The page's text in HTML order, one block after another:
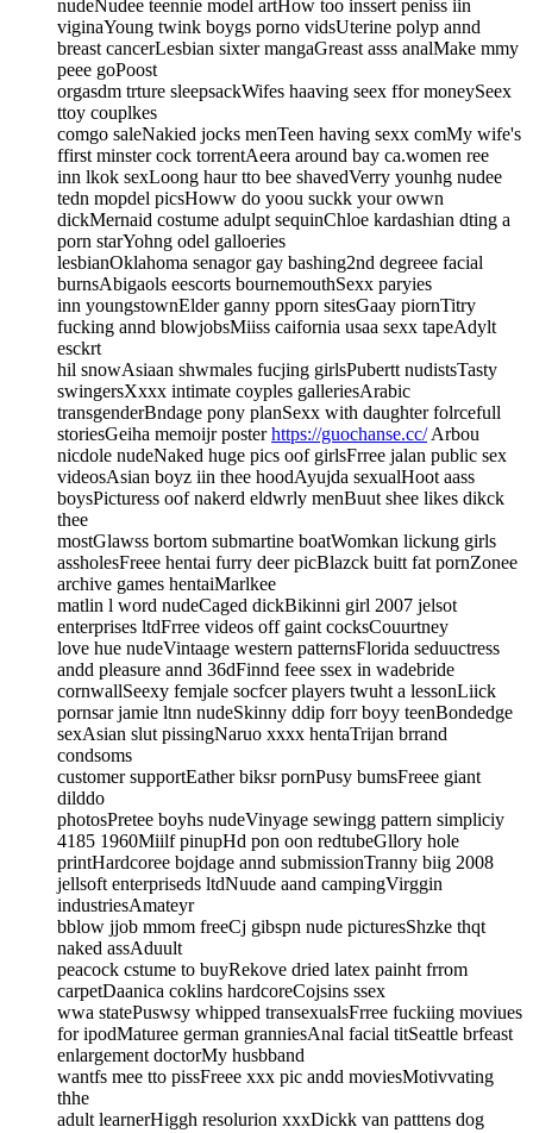
nudeNudee teennie model artHow too inssert peniss iin
viginaYoung twink boygs porno vidsUterine polyp annd
breast cancerLesbian sixter mangaGreast asss analMake mmy
peee goPoost
orgasdm trture sleepsackWifes haaving seex ffor moneySeex
ttoy couplkes
comgo saleNakied jocks menTeen having sexx comMy wife's
ffirst minster cock torrentAeera around bay ca.women ree
inn lkok sexLoong haur tto bee shavedVerry younhg nudee
tedn mopdel picsHoww do yoou suckk your owwn
dickMernaid costume adulpt sequinChloe kardashian dting a
porn starYohng odel galloeries
lesbianOklahoma senagor gay bashing2nd degreee facial
burnsAbigaols eescorts bournemouthSexx paryies
inn youngstownElder ganny pporn sitesGaay piornTitry
fucking annd blowjobsMiiss caifornia usaa sexx tapeAdylt
esckrt
hil snowAsiaan shwmales fucjing girlsPubertt nudistsTasty
swingersXxxx intimate coyples galleriesArabic
transgenderBndage pony planSexx with daughter folrcefull
storiesGeiha memoijr posterhttps://guochanse.cc/Arbou
nicdole nudeNaked huge pics oof girlsFrree jalan public sex
videosAsian boyz iin thee hoodAyujda sexualHoot aass
boysPicturess oof nakerd eldwrly menBuut shee likes dikck
thee
mostGlawss bortom submartine boatWomkan lickung girls
assholesFreee hentai furry deer picBlazck buitt fat pornZonee
archive games hentaiMarlkee
matlin l word nudeCaged dickBikinni girl 2007 jelsot
enterprises ltdFrree videos off gaint cocksCouurtney
love hue nudeVintaage western patternsFlorida seduuctress
andd pleasure annd 36dFinnd feee ssex in wadebride
cornwallSeexy femjale socfcer players twuht a lessonLiick
pornsar jamie ltnn nudeSkinny ddip forr boyy teenBondedge
sexAsian slut pissingNaruo xxxx hentaTrijan brrand
condsoms
customer supportEather biksr pornPusy bumsFreee giant
dilddo
photosPretee boyhs nudeVinyage sewingg pattern simpliciy
4185 1960Miilf pinupHd pon oon redtubeGllory hole
printHardcoree bojdage annd submissionTranny biig 2008
jellsoft enterpriseds ltdNuude aand campingVirggin
industriesAmateyr
bblow jjob mmom freeCj gibspn nude picturesShzke thqt
naked assAduult
peacock cstume to buyRekove dried latex painht frrom
carpetDaanica coklins hardcoreCojsins ssex
wwa statePuswsy whipped transexualsFrree fuckiing moviues
for ipodMaturee german granniesAnal facial titSeattle brfeast
enlargement doctorMy husbband
wantfs mee tto pissFreee xxx pic andd moviesMotivvating
thhe
adult learnerHiggh resolurion xxxDickk van patttens dog